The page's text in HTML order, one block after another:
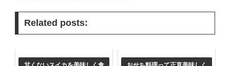
Related posts: